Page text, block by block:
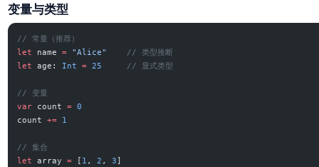
变量与类型
// 常量（推荐）
let
name = "Alice"
    // 类型推断
let
age: Int = 25
     // 显式类型
// 变量
var count = 0
count += 1
// 集合
let
array = 1 , 2 , 3